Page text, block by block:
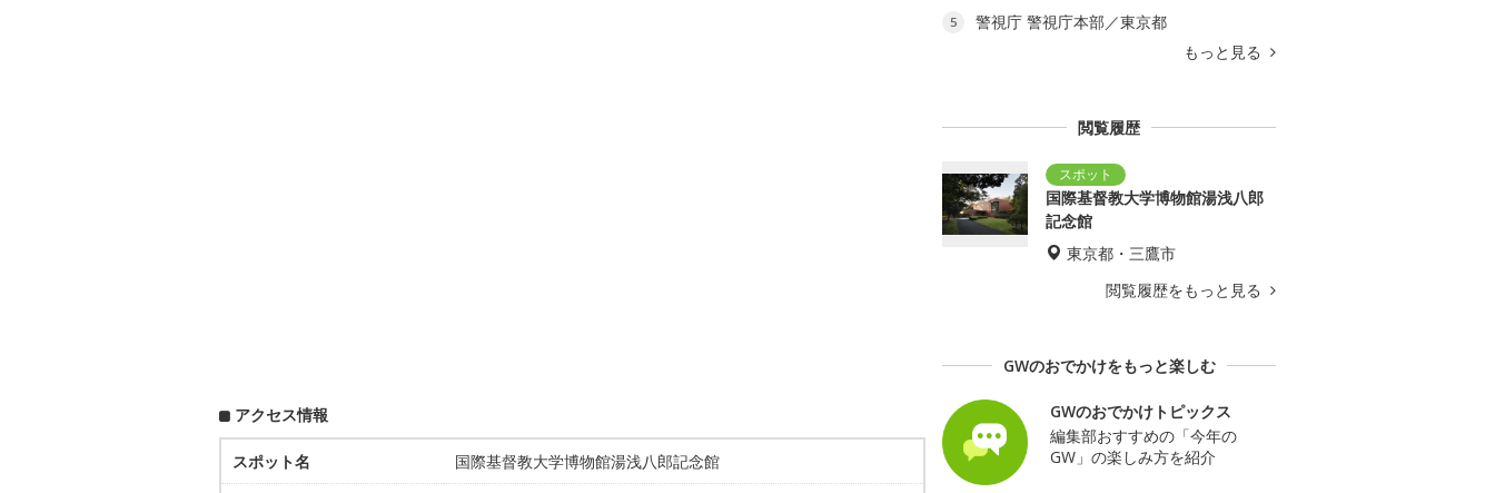
アクセス情報
スポット名 国際基督教大学博物館湯浅八郎記念館
5
警視庁 警視庁本部／東京都
もっと見る
閲覧履歴
国際基督教大学博物館湯浅八郎
記念館
東京都・三鷹市
閲覧履歴をもっと見る
GWのおでかけをもっと楽しむ
GWのおでかけトピックス
編集部おすすめの「今年の
GW」の楽しみ方を紹介